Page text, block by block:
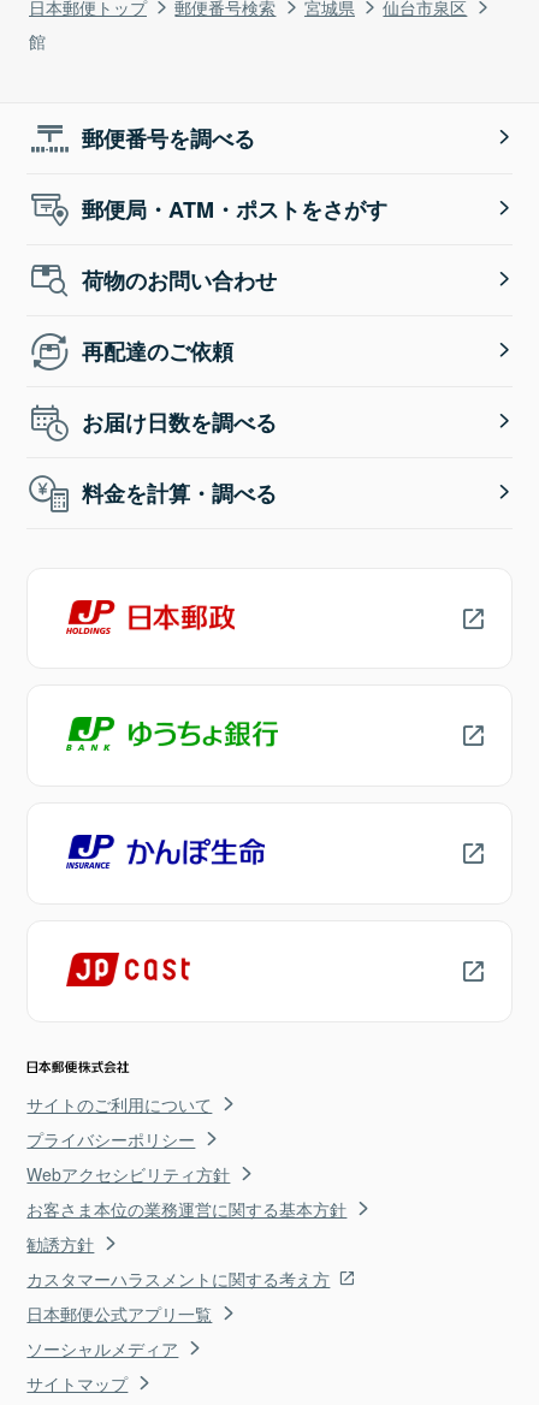
日本郵便トップ 郵便番号検索 宮城県
仙台市泉区
館
郵便番号を調べる
郵便局・ATM・ポストをさがす
荷物のお問い合わせ
再配達のご依頼
お届け日数を調べる
料金を計算・調べる
サイトのご利用について
プライバシーポリシー
Webアクセシビリティ方針
お客さま本位の業務運営に関する基本方針
勧誘方針
カスタマーハラスメントに関する考え方
日本郵便公式アプリ一覧
ソーシャルメディア
サイトマップ